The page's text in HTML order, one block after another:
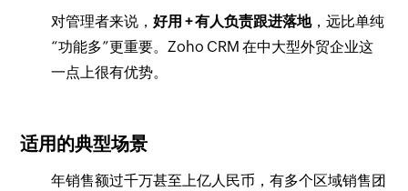
对管理者来说，好用 + 有人负责跟进落地，远比单纯
“功能多”更重要。Zoho CRM 在中大型外贸企业这
一点上很有优势。
适用的典型场景
年销售额过千万甚至上亿人民币，有多个区域销售团